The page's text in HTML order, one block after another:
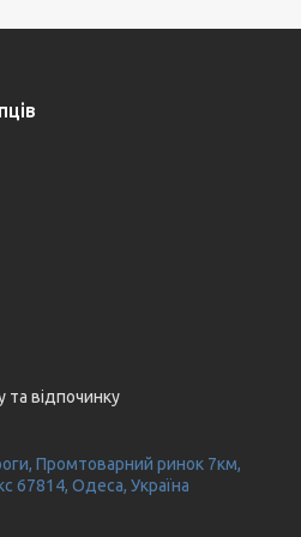
відпочинку
Промтоварний ринок 7км,
67814, Одеса, Україна